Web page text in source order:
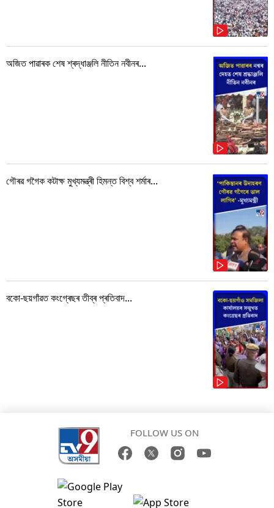
অজিত পাৱাৰক শেষ শ্ৰদ্ধাঞ্জলি নীতিন নবীনৰ...
গৌৰৱ গগৈক কটাক্ষ মুখ্যমন্ত্ৰী হিমন্ত বিশ্ব শৰ্মাৰ...
বকো-ছয়গাঁৱত কংগ্ৰেছৰ তীব্ৰ প্ৰতিবাদ...
FOLLOW US ON